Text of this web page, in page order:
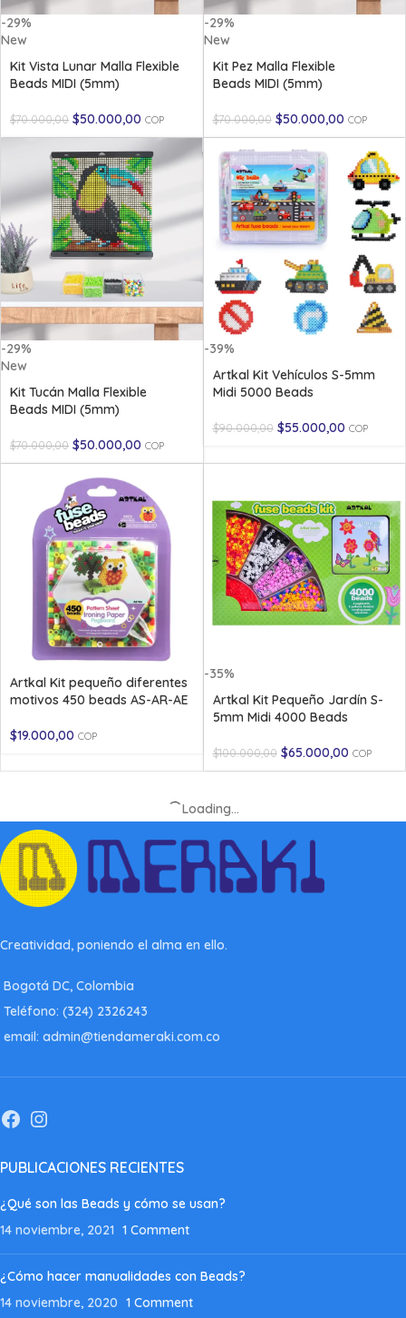
-29%
New
Kit Vista Lunar Malla Flexible
Beads MIDI (5mm)
$70.000,00 $50.000,00 COP
-29%
New
Kit Pez Malla Flexible
Beads MIDI (5mm)
$70.000,00 $50.000,00 COP
-29%
New
Kit Tucán Malla Flexible
Beads MIDI (5mm)
$70.000,00 $50.000,00 COP
-39%
Artkal Kit Vehículos S-5mm
Midi 5000 Beads
$90.000,00 $55.000,00 COP
Artkal Kit pequeño diferentes
motivos 450 beads AS-AR-AE
$19.000,00 COP
-35%
Artkal Kit Pequeño Jardín S-
5mm Midi 4000 Beads
$100.000,00 $65.000,00 COP
Loading...
Creatividad, poniendo el alma en ello.
Bogotá DC, Colombia
Teléfono: (324) 2326243
email: admin@tiendameraki.com.co
PUBLICACIONES RECIENTES
¿Qué son las Beads y cómo se usan?
14 noviembre, 2021 1 Comment
¿Cómo hacer manualidades con Beads?
14 noviembre, 2020 1 Comment